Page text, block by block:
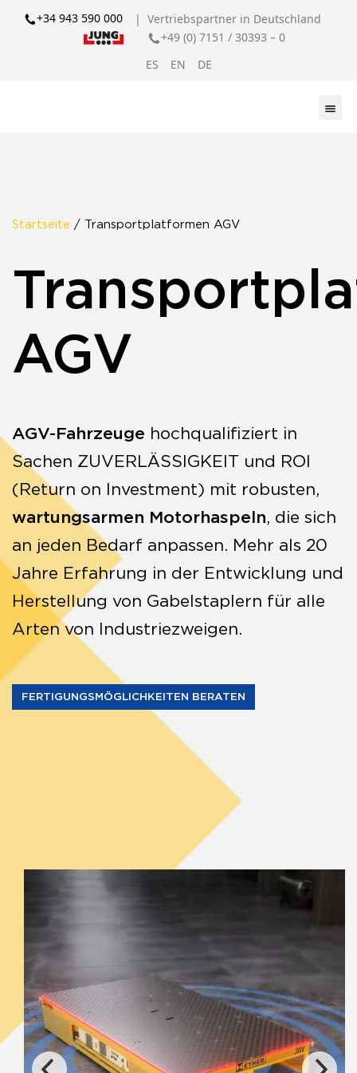
+34 943 590 000
| Vertriebspartner in Deutschland
+49 (0) 7151 / 30393 – 0
ES
EN DE
Startseite / Transportplatformen AGV
AGV
AGV-Fahrzeuge hochqualifiziert in
Sachen ZUVERLÄSSIGKEIT und ROI
(Return on Investment) mit robusten,
wartungsarmen Motorhaspeln, die sich
an jeden Bedarf anpassen. Mehr als 20
Jahre Erfahrung in der Entwicklung und
Herstellung von Gabelstaplern für alle
Arten von Industriezweigen.
FERTIGUNGSMÖGLICHKEITEN BERATEN